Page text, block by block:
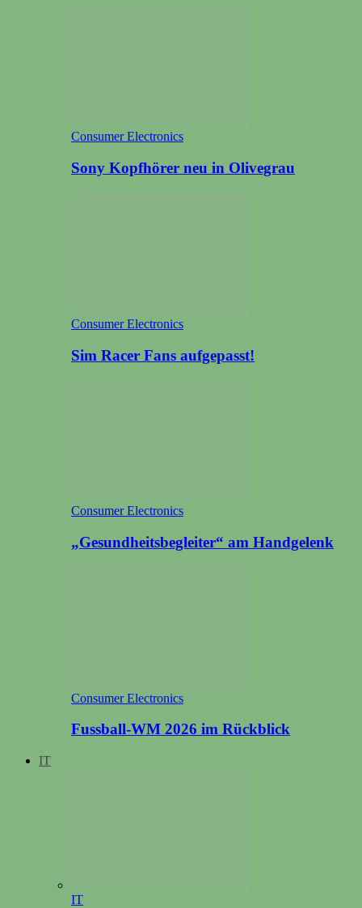
Consumer Electronics
Sony Kopfhörer neu in Olivegrau
Consumer Electronics
Sim Racer Fans aufgepasst!
Consumer Electronics
„Gesundheitsbegleiter“ am Handgelenk
Consumer Electronics
Fussball-WM 2026 im Rückblick
IT
IT